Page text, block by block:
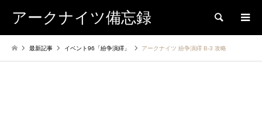
アークナイツ備忘録 検索
最新記事 イベント96「紛争演繹」 アークナイツ 紛争演繹 B-3 攻略